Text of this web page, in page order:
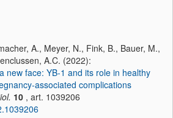
A., Meyer, N., Fink, B., Bauer, M.,
A.C. (2022):
new face: YB-1 and its role in healthy
associated complications
10 , art. 1039206